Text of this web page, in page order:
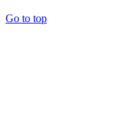
Go to top